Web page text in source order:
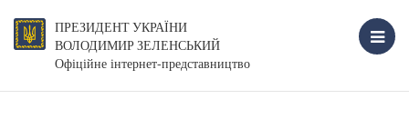
ПРЕЗИДЕНТ УКРАЇНИ
ВОЛОДИМИР ЗЕЛЕНСЬКИЙ
Офіційне інтернет-представництво